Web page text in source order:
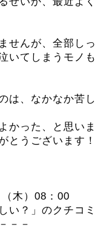
せんが、全部し
いてしまうモノ
は、なかなか苦
かった、と思い
とうございます
木）08：00
い？」のクチコ
－－